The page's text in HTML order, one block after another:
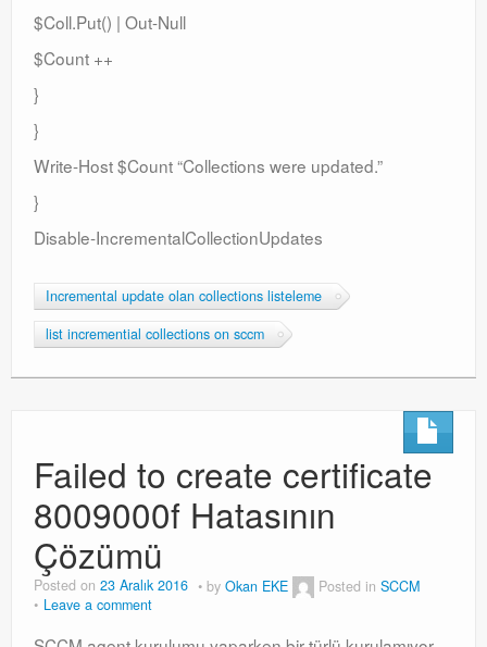
$Coll.Put() | Out-Null
$Count ++
}
}
Write-Host $Count “Collections were updated.”
}
Disable-IncrementalCollectionUpdates
Incremental update olan collections listeleme
list incremential collections on sccm
Failed to create certificate
8009000f Hatasının
Çözümü
Posted on 23 Aralık 2016 by Okan EKE Posted in SCCM
Leave a comment